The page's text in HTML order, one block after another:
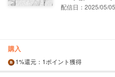
配信日：2025/05/05
購入
1%還元 ：1ポイント獲得